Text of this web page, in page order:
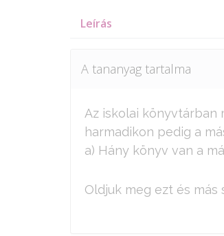
Leírás
A tananyag tartalma
Az iskolai könyvtárban
harmadikon pedig a
a) Hány könyv van a
Oldjuk meg ezt és